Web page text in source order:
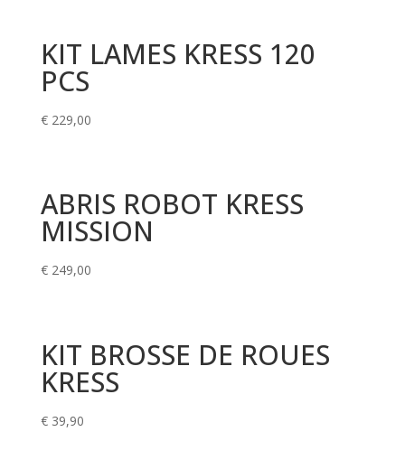
KIT LAMES KRESS 120
PCS
€229,00
ABRIS ROBOT KRESS
MISSION
€249,00
KIT BROSSE DE ROUES
KRESS
€39,90